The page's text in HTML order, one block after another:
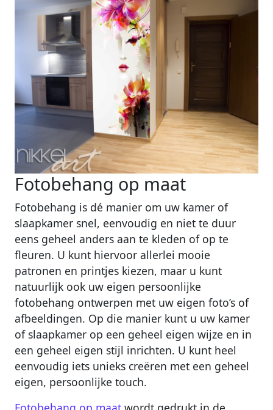
Fotobehang op maat
Fotobehang is dé manier om uw kamer of
slaapkamer snel, eenvoudig en niet te duur
eens geheel anders aan te kleden of op te
fleuren. U kunt hiervoor allerlei mooie
patronen en printjes kiezen, maar u kunt
natuurlijk ook uw eigen persoonlijke
fotobehang ontwerpen met uw eigen foto’s of
afbeeldingen. Op die manier kunt u uw kamer
of slaapkamer op een geheel eigen wijze en in
een geheel eigen stijl inrichten. U kunt heel
eenvoudig iets unieks creëren met een geheel
eigen, persoonlijke touch.